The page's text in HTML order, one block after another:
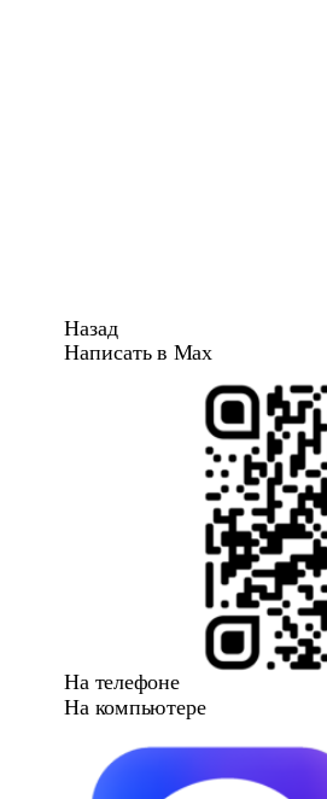
Назад
Написать в Max
На телефоне
На компьютере